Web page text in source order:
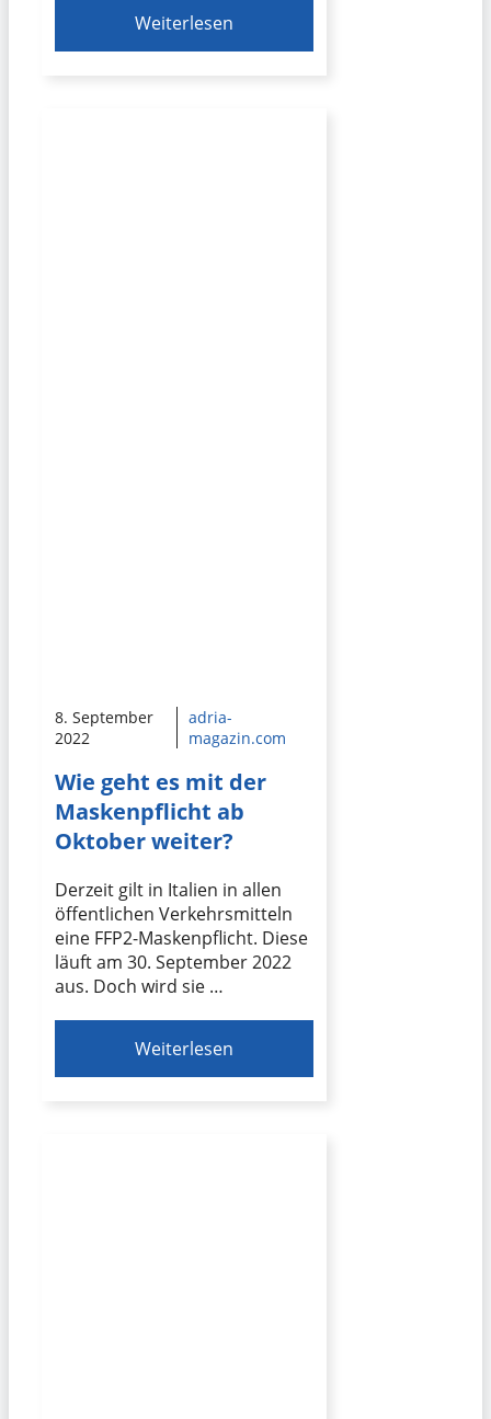
Weiterlesen
8. September
2022
adria-
magazin.com
Wie geht es mit der
Maskenpflicht ab
Oktober weiter?
Derzeit gilt in Italien in allen
öffentlichen Verkehrsmitteln
eine FFP2-Maskenpflicht. Diese
läuft am 30. September 2022
aus. Doch wird sie …
Weiterlesen